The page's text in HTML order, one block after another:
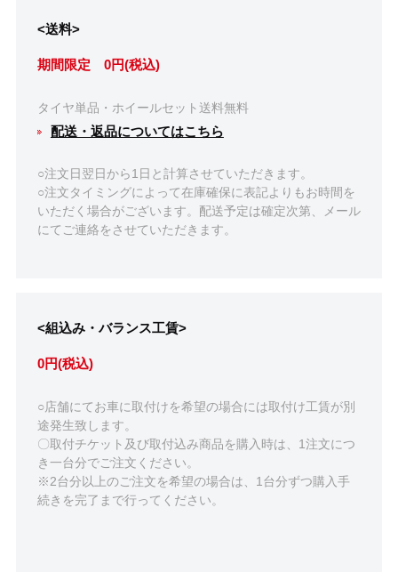
<送料>
期間限定 0円(税込)
タイヤ単品・ホイールセット送料無料
配送・返品についてはこちら
○注文日翌日から1日と計算させていただきます。
○注文タイミングによって在庫確保に表記よりもお時間を
いただく場合がございます。配送予定は確定次第、メール
にてご連絡をさせていただきます。
<組込み・バランス工賃>
0円(税込)
○店舗にてお車に取付けを希望の場合には取付け工賃が別
途発生致します。
〇取付チケット及び取付込み商品を購入時は、1注文につ
き一台分でご注文ください。
※2台分以上のご注文を希望の場合は、1台分ずつ購入手
続きを完了まで行ってください。